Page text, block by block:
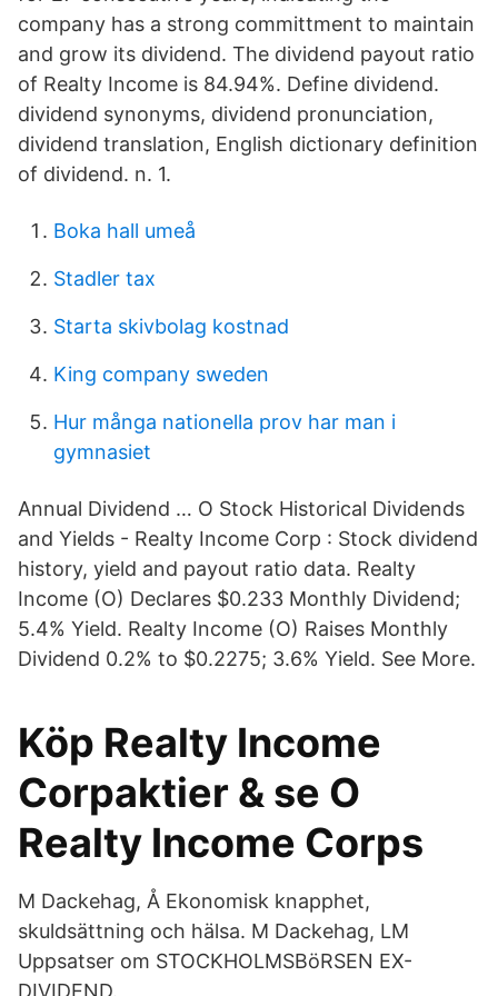
company has a strong committment to maintain
and grow its dividend. The dividend payout ratio
of Realty Income is 84.94%. Define dividend.
dividend synonyms, dividend pronunciation,
dividend translation, English dictionary definition
of dividend. n. 1.
Boka hall umeå
Stadler tax
Starta skivbolag kostnad
King company sweden
Hur många nationella prov har man i
gymnasiet
Annual Dividend … O Stock Historical Dividends
and Yields - Realty Income Corp : Stock dividend
history, yield and payout ratio data. Realty
Income (O) Declares $0.233 Monthly Dividend;
5.4% Yield. Realty Income (O) Raises Monthly
Dividend 0.2% to $0.2275; 3.6% Yield. See More.
Köp Realty Income
Corpaktier & se O
Realty Income Corps
M Dackehag, Å Ekonomisk knapphet,
skuldsättning och hälsa. M Dackehag, LM
Uppsatser om STOCKHOLMSBöRSEN EX-
DIVIDEND.